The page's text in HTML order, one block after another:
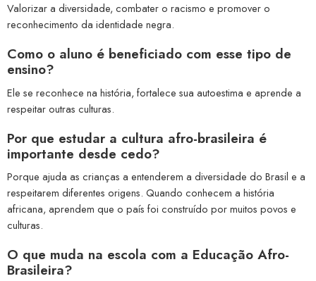
Valorizar a diversidade, combater o racismo e promover o
reconhecimento da identidade negra.
Como o aluno é beneficiado com esse tipo de
ensino?
Ele se reconhece na história, fortalece sua autoestima e aprende a
respeitar outras culturas.
Por que estudar a cultura afro-brasileira é
importante desde cedo?
Porque ajuda as crianças a entenderem a diversidade do Brasil e a
respeitarem diferentes origens. Quando conhecem a história
africana, aprendem que o país foi construído por muitos povos e
culturas.
O que muda na escola com a Educação Afro-
Brasileira?